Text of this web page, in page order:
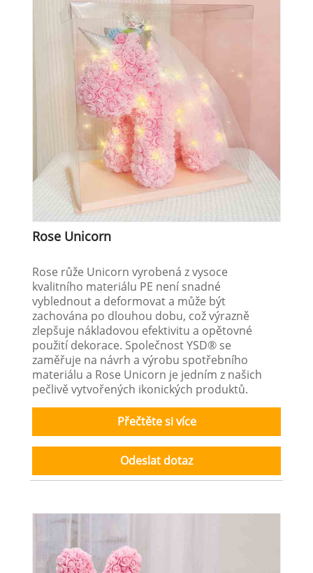
Rose Unicorn
Rose růže Unicorn vyrobená z vysoce
kvalitního materiálu PE není snadné
vyblednout a deformovat a může být
zachována po dlouhou dobu, což výrazně
zlepšuje nákladovou efektivitu a opětovné
použití dekorace. Společnost YSD® se
zaměřuje na návrh a výrobu spotřebního
materiálu a Rose Unicorn je jedním z našich
pečlivě vytvořených ikonických produktů.
Přečtěte si více
Odeslat dotaz